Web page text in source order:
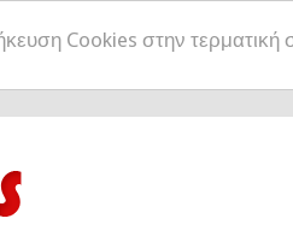
Cookies στην τερματική